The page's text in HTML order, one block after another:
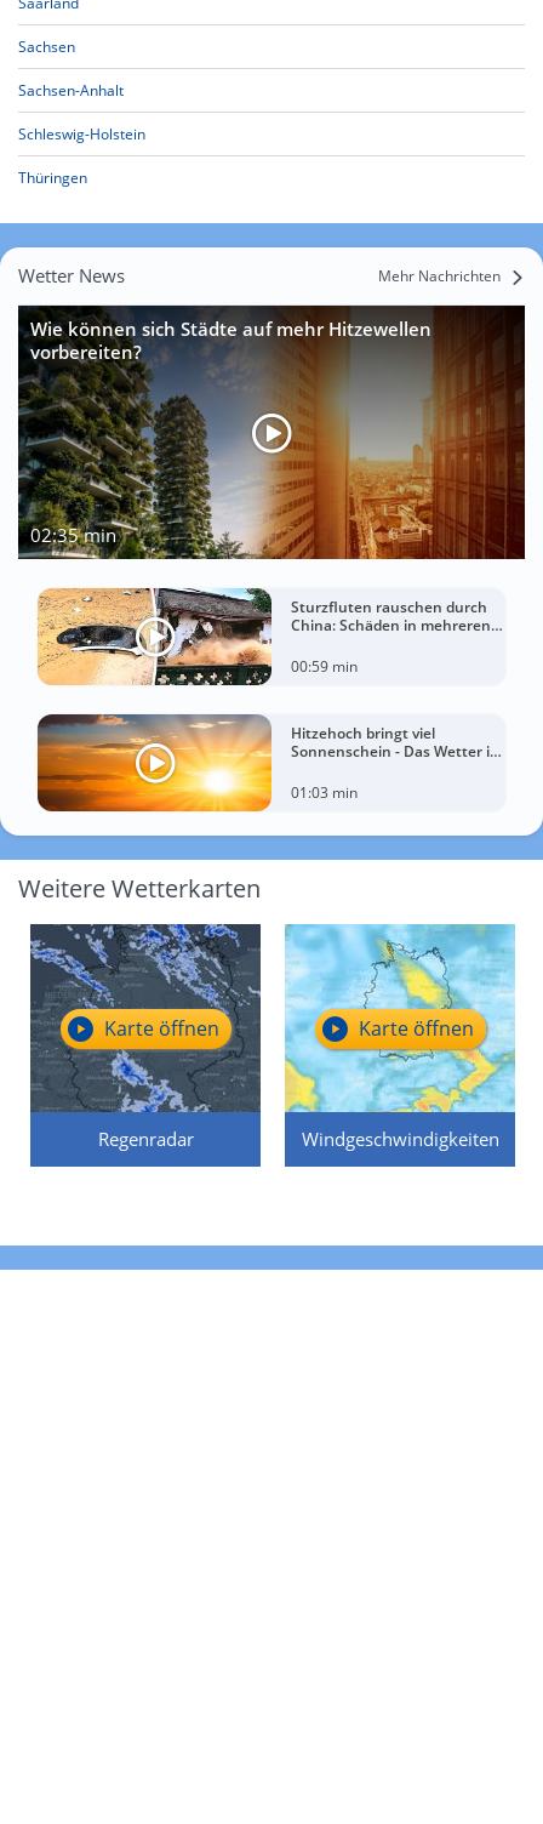
Sachsen
Sachsen-Anhalt
Schleswig-Holstein
Thüringen
Wetter News Mehr Nachrichten
Wie können sich Städte auf mehr Hitzewellen
vorbereiten?
02:35 min
Sturzfluten rauschen durch
China: Schäden in mehreren
00:59 min
Hitzehoch bringt viel
Sonnenschein - Das Wetter in
01:03 min
Weitere Wetterkarten
Regenradar
Karte öffnen
Windgeschwindigkeiten
Karte öffnen